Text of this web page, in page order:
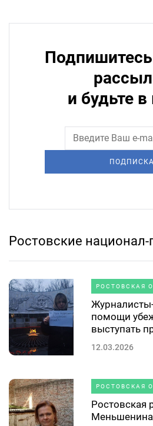
и будьте в
ПОДПИСКА
Ростовские национал-
РОСТОВСКАЯ
помощи
выступать
12.03.2026
РОСТОВСКАЯ
Ростовская
Меньшенина